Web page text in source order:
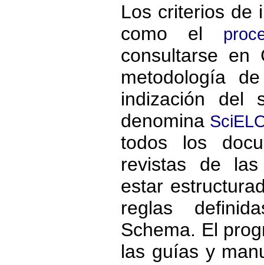
Los criterios de
como el
consultarse en
metodología
indización del
denomina
todos los
revistas de las
estar
reglas
Schema. El
las guías y